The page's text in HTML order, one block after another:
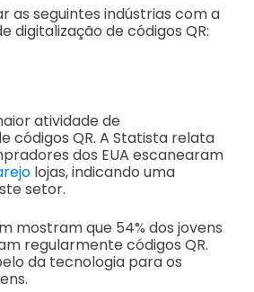
as seguintes indústrias com a
digitalização de códigos QR:
atividade de
códigos QR. A Statista relata
dos EUA escanearam
lojas, indicando uma
setor.
mostram que 54% dos jovens
regularmente códigos QR.
da tecnologia para os